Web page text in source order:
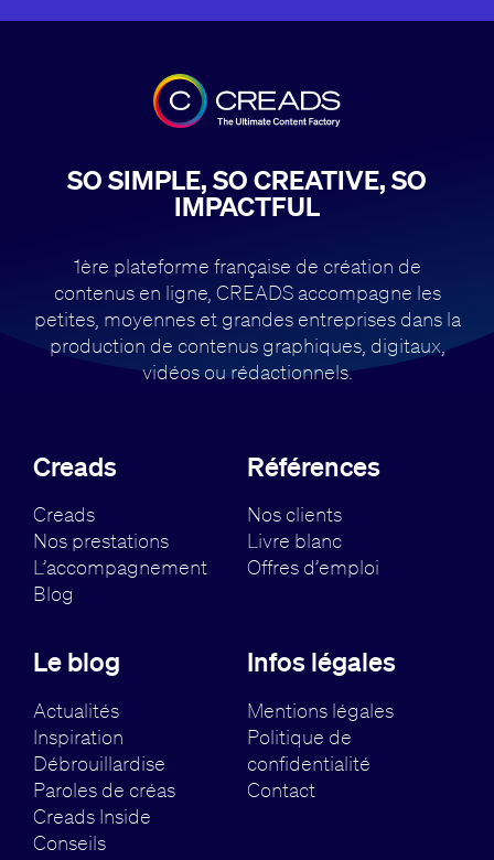
SO SIMPLE, SO CREATIVE, SO
IMPACTFUL
1ère plateforme française de création de
contenus en ligne, CREADS accompagne les
petites, moyennes et grandes entreprises dans la
production de contenus graphiques, digitaux,
vidéos ou rédactionnels.
Creads
Creads
Nos prestations
L’accompagnement
Blog
Références
Nos clients
Livre blanc
Offres d’emploi
Le blog
Actualités
Inspiration
Débrouillardise
Paroles de créas
Creads Inside
Conseils
Infos légales
Mentions légales
Politique de
confidentialité
Contact